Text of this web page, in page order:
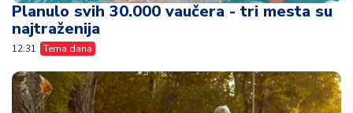
Planulo svih 30.000 vaučera - tri mesta su
najtraženija
12:31 Tema dana